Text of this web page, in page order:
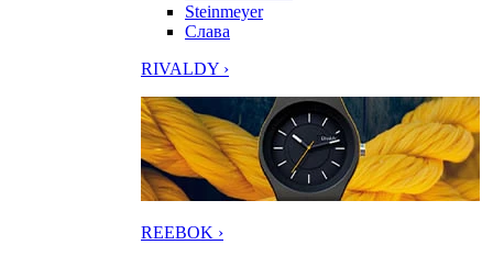
Steinmeyer
Слава
RIVALDY ›
REEBOK ›